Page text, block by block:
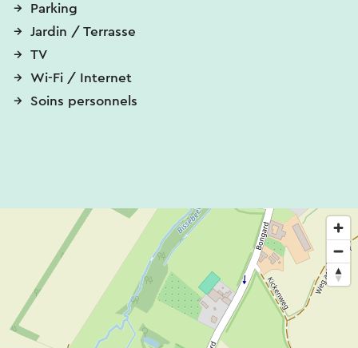
Parking
Jardin / Terrasse
TV
Wi-Fi / Internet
Soins personnels